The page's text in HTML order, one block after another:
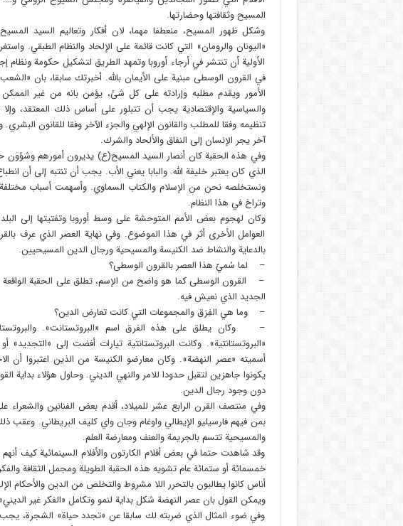
المسيح وثقافتها وحضارتها.
وشكل ظهور المسيح، منعطفا مهما، لان أفكار وتعاليم السيد
«اليونان والرومان» التي كانت قائمة على الإلحاد والنظام الطبقي.
الأولية أن تنتشر في أرجاء أوروبا وتمهد الطريق لتشكيل حكومة ونظام
في القرون الوسطى مبنية على الأيمان بالله. أخبرتك سابقا، بان
الأمور ويقدم مطلبه وإرادته على كل شئ، يؤمن بانه من غير
والسياسية والإقتصادية يجب أن تتبلور على أساس ذلك المعتقد،
تنظيمه وفقا للمطلب والقانون الإلهي والجزء الآخر وفقا للقانون البشري.
آخر يجر الإنسان إلى النفاق والألحاد والشرك.
وفي هذه الحقبة كان أنصار السيد المسيح(ع) يديرون أمورهم وشؤون
الذي كان يعتبر خليفة الله. والبابا يعني الأب. يجب أن تنتبه إلى أن
ونستخلصه نحن من الإسلام والكتاب السماوي. وأسهمت أسباب
وتراخ في هذا النظام.
وكان لهجوم بعض الأمم المتوحشة على وسط أوروبا وتفتيتها إلى
العوامل الأخرى أثر في هذا الموضوع. وفي نهاية العصر الذي عرف
بالدعاية والنشاط ضد الكنيسة والمسيحية ورجال الدين المسيحيين.
– لما سُميّ هذا العصر بالقرون الوسطى؟
– القرون الوسطى كما هو واضح من الإسم، تطلق على الحقبة الواقعة
الجديد الذي نعيش فيه.
– وما هي الفِرَق والمجموعات التي كانت تعارض الدين؟
– وكان يطلق على هذه الفرق اسم «البروتستانت».
«البروتستانتية». وكانت البروتستانتية تيارات أفضت إلى
أسميته «عصر النهضة». وكان معارضو الكنيسة من الذين اعتبروا أن
يكونوا جاهزين لتقبل حدودا للامر والنهي الديني. وحاول هؤلاء بداية
دون وجود رجال الدين.
وفي منتصف القرن الرابع عشر للميلاد، أقدم بعض الفنانين والشعراء
بمن فيهم فارسيليو الإيطالي واوغام وجان واي كليف البريطاني.
والمسيحية تتسم بالجريمة والعنف ومعارضة العلم.
وقد شاهدت حتما في بعض أفلام الكارتون والأفلام السينمائية كيف
خمسمائة أو ستمائة عام تشويه هذه الحقبة الطويلة ومجمل الثقافة
أناس كانوا يطالبون بالتحرر اللا مشروط والتخلص من الدين والأحكام
ويمكن القول بان عصر النهضة شكل بداية لنمو وتكامل «الفكر غير
وفي ضوء المثال الذي ضربته لك سابقا عن «تجدد حياة» الشجرة،